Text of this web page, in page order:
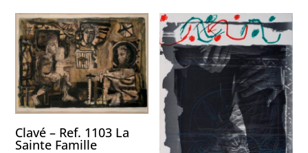
Clavé – Ref. 1103 La
Sainte Famille